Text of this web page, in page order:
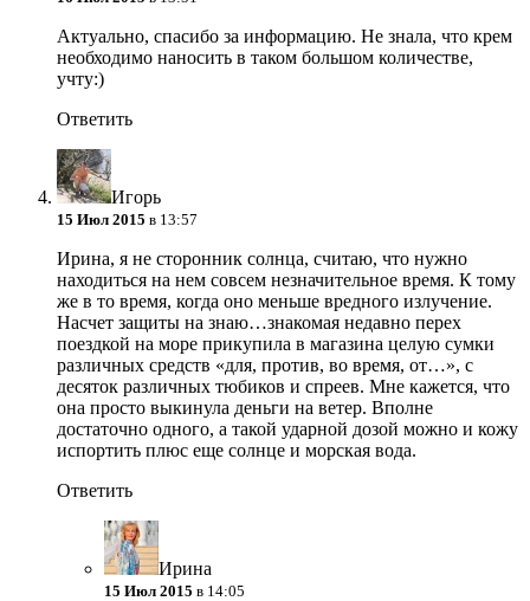
Актуально, спасибо за информацию. Не знала, что крем
необходимо наносить в таком большом количестве,
учту:)
Ответить
Игорь
15 Июл 2015 в 13:57
Ирина, я не сторонник солнца, считаю, что нужно
находиться на нем совсем незначительное время. К тому
же в то время, когда оно меньше вредного излучение.
Насчет защиты на знаю…знакомая недавно перех
поездкой на море прикупила в магазина целую сумки
различных средств «для, против, во время, от…», с
десяток различных тюбиков и спреев. Мне кажется, что
она просто выкинула деньги на ветер. Вполне
достаточно одного, а такой ударной дозой можно и кожу
испортить плюс еще солнце и морская вода.
Ответить
Ирина
15 Июл 2015 в 14:05